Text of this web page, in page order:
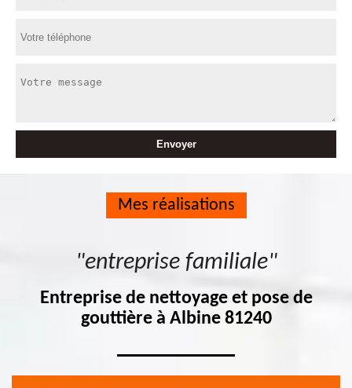
Mes réalisations
"entreprise familiale"
Entreprise de nettoyage et pose de
gouttière à Albine 81240